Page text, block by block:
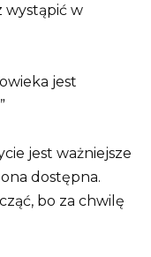
wystąpić w
jest
jest ważniejsze
dostępna.
bo za chwilę